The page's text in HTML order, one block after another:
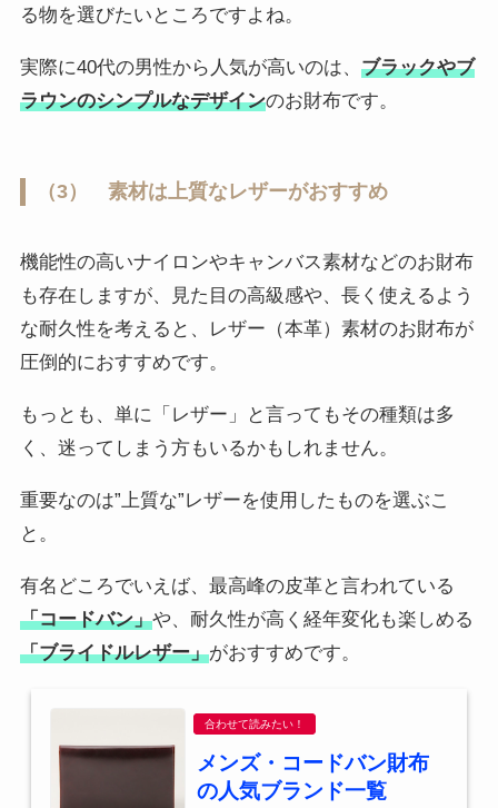
る物を選びたいところですよね。
実際に40代の男性から人気が高いのは、 ブラックやブ
ラウンのシンプルなデザインのお財布です。
（3） 素材は上質なレザーがおすすめ
機能性の高いナイロンやキャンバス素材などのお財布
も存在しますが、見た目の高級感や、長く使えるよう
な耐久性を考えると、レザー（本革）素材のお財布が
圧倒的におすすめです。
もっとも、単に「レザー」と言ってもその種類は多
く、迷ってしまう方もいるかもしれません。
重要なのは”上質な”レザーを使用したものを選ぶこ
と。
有名どころでいえば、最高峰の皮革と言われている
「コードバン」や、耐久性が高く経年変化も楽しめる
「ブライドルレザー」がおすすめです。
合わせて読みたい！
メンズ・コードバン財布
の人気ブランド一覧